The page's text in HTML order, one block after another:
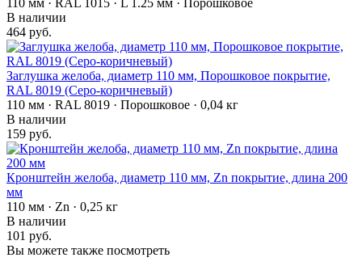
В наличии
464 руб.
Заглушка желоба, диаметр 110 мм, Порошковое покрытие,
RAL 8019 (Серо-коричневый)
110 мм · RAL 8019 · Порошковое · 0,04 кг
В наличии
159 руб.
Кронштейн желоба, диаметр 110 мм, Zn покрытие, длина 200
мм
110 мм · Zn · 0,25 кг
В наличии
101 руб.
Вы можете также посмотреть